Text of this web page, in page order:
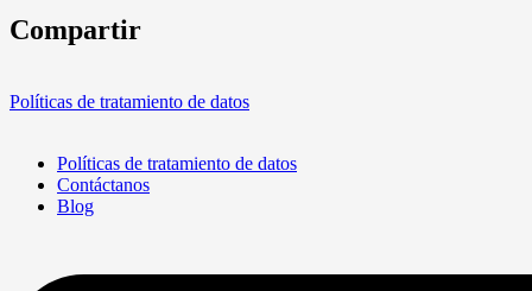
Compartir
Políticas de tratamiento de datos
Políticas de tratamiento de datos
Contáctanos
Blog